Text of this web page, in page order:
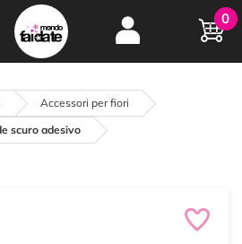
Hobby e
creatività...
oltre 15 anni online
0
Accessori per fiori
scuro adesivo